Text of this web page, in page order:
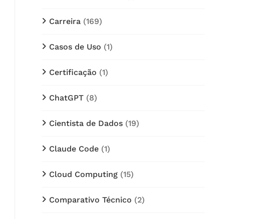
Carreira (169)
Casos de Uso (1)
Certificação (1)
ChatGPT (8)
Cientista de Dados (19)
Claude Code (1)
Cloud Computing (15)
Comparativo Técnico (2)